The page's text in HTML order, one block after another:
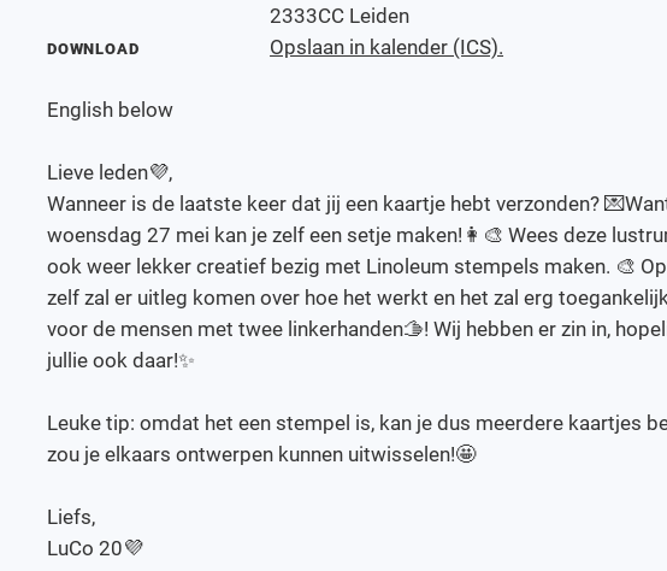
2333CC Leiden
DOWNLOAD Opslaan in kalender (ICS).
English below
Lieve leden💜,
Wanneer is de laatste keer dat jij een kaartje hebt verzonden?
woensdag 27 mei kan je zelf een setje maken!👩‍🎨 Wees deze
ook weer lekker creatief bezig met Linoleum stempels maken. 🎨
zelf zal er uitleg komen over hoe het werkt en het zal erg
voor de mensen met twee linkerhanden🫱! Wij hebben er zin in,
jullie ook daar!✨
Leuke tip: omdat het een stempel is, kan je dus meerdere kaartjes
zou je elkaars ontwerpen kunnen uitwisselen!🤩
Liefs,
LuCo 20💜